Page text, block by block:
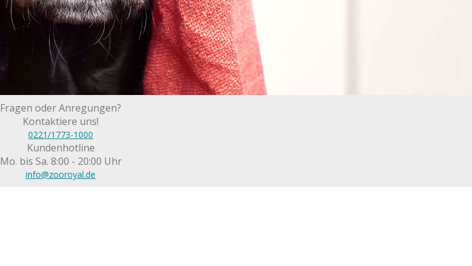
Fragen oder Anregungen?
Kontaktiere uns!
0221/1773-1000
Kundenhotline
Mo. bis Sa. 8:00 - 20:00 Uhr
info@zooroyal.de